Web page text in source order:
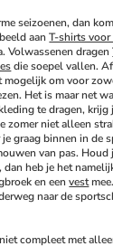
seizoenen, dan
aan T-shirts voor
Volwassenen dragen
die soepel vallen.
om voor
Het is maar net
te dragen, krijg
zomer niet alleen
graag binnen in de
van pas. Houd
heb je het
en een vest
naar de